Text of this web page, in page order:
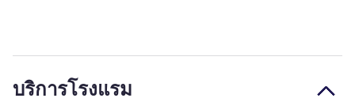
บริการโรงแรม